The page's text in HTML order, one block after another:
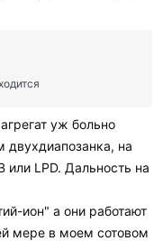
уж больно
двухдиапозанка, на
или LPD. Дальность на
ион" а они работают
мере в моем сотовом